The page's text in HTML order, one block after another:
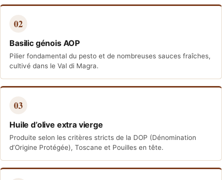
02
Basilic génois AOP
Pilier fondamental du pesto et de nombreuses sauces fraîches,
cultivé dans le Val di Magra.
03
Huile d’olive extra vierge
Produite selon les critères stricts de la DOP (Dénomination
d’Origine Protégée), Toscane et Pouilles en tête.